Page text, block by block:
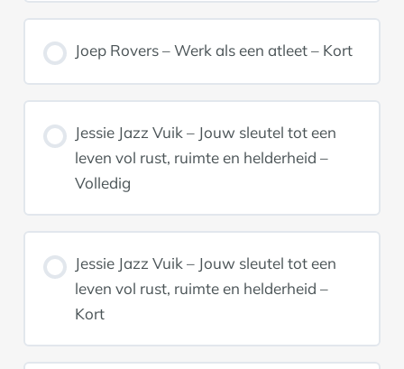
Joep Rovers – Werk als een atleet – Kort
Jessie Jazz Vuik – Jouw sleutel tot een
leven vol rust, ruimte en helderheid –
Volledig
Jessie Jazz Vuik – Jouw sleutel tot een
leven vol rust, ruimte en helderheid –
Kort